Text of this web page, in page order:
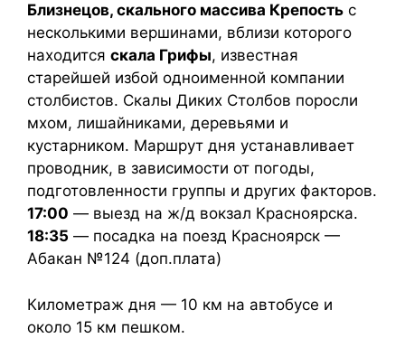
Близнецов, скального массива Крепость с
несколькими вершинами, вблизи которого
находится скала Грифы, известная
старейшей избой одноименной компании
столбистов. Скалы Диких Столбов поросли
мхом, лишайниками, деревьями и
кустарником. Маршрут дня устанавливает
проводник, в зависимости от погоды,
подготовленности группы и других факторов.
17:00 — выезд на ж/д вокзал Красноярска.
18:35 — посадка на поезд Красноярск —
Абакан №124 (доп.плата)
Километраж дня — 10 км на автобусе и
около 15 км пешком.